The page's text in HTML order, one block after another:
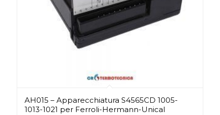
AH015 – Apparecchiatura S4565CD 1005-
1013-1021 per Ferroli-Hermann-Unical